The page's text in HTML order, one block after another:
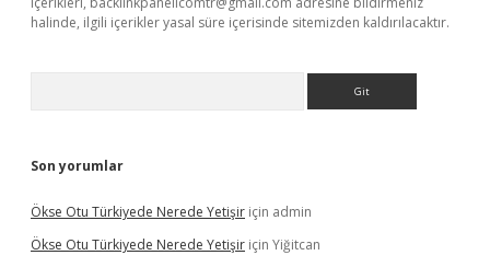
halinde, ilgili içerikler yasal süre içerisinde sitemizden kaldırılacaktır.
Son yorumlar
Ökse Otu Türkiyede Nerede Yetişir için admin
Ökse Otu Türkiyede Nerede Yetişir için Yiğitcan